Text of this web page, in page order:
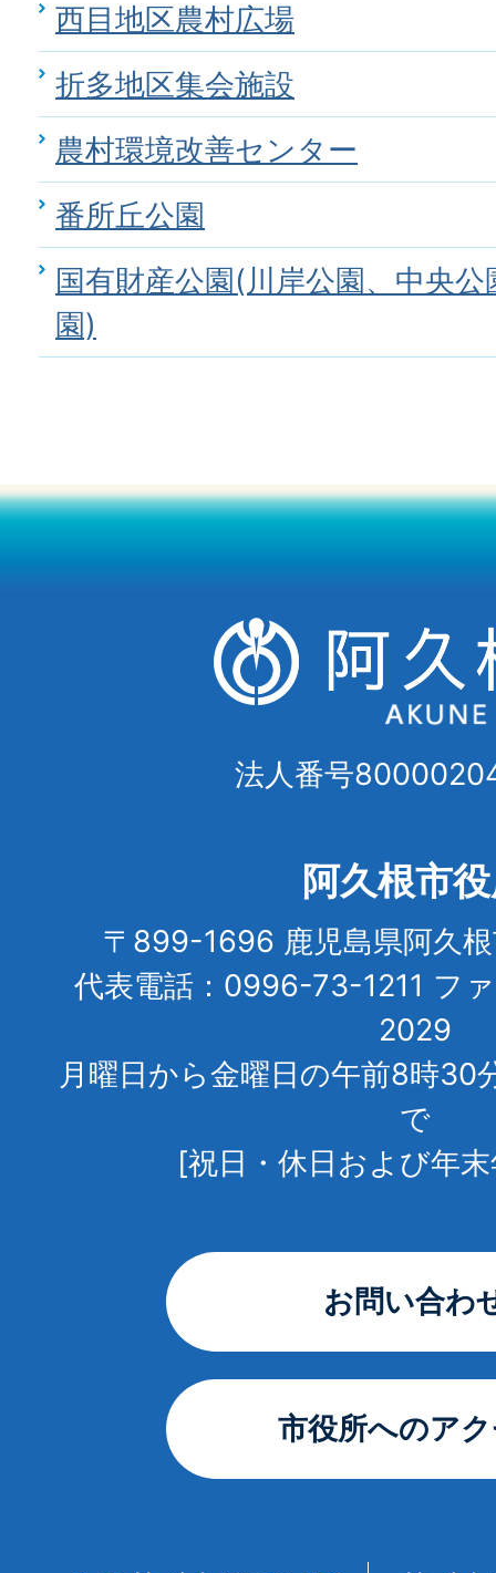
西目地区農村広場
折多地区集会施設
農村環境改善センター
番所丘公園
国有財産公園(川岸公園、中央
園)
法人番号
阿久根市
〒899-1696 鹿児島県阿久
代表電話：0996-73-1211 フ
2029
月曜日から金曜日の午前8時30
で
[祝日・休日および年
お問い合わ
市役所へのア